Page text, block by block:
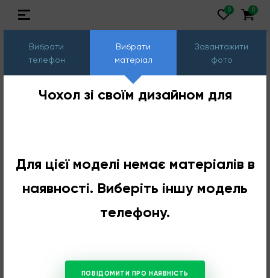
Вибрати
телефон
Вибрати
матеріал
Завантажити
фото
Чохол зі своїм дизайном для
Для цієї моделі немає матеріалів в
наявності. Виберіть іншу модель
телефону.
ПОВІДОМИТИ ПРО НАЯВНІСТЬ